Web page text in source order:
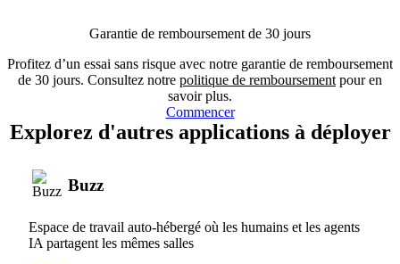
Garantie de remboursement de 30 jours
Profitez d’un essai sans risque avec notre garantie de remboursement
de 30 jours. Consultez notre politique de remboursement pour en
savoir plus.
Commencer
Explorez d'autres applications à déployer
Buzz
Espace de travail auto-hébergé où les humains et les agents
IA partagent les mêmes salles